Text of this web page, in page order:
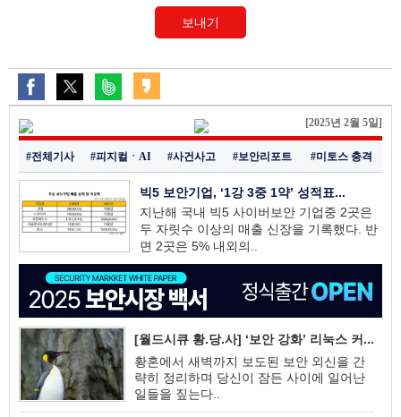
보내기
[2025년 2월 5일]
#전체기사 #피지컬ㆍAI #사건사고 #보안리포트 #미토스 충격
빅5 보안기업, ‘1강 3중 1약’ 성적표...
지난해 국내 빅5 사이버보안 기업중 2곳은
두 자릿수 이상의 매출 신장을 기록했다. 반
면 2곳은 5% 내외의..
[월드시큐 황.당.사] ‘보안 강화’ 리눅스 커...
황혼에서 새벽까지 보도된 보안 외신을 간
략히 정리하며 당신이 잠든 사이에 일어난
일들을 짚는다..